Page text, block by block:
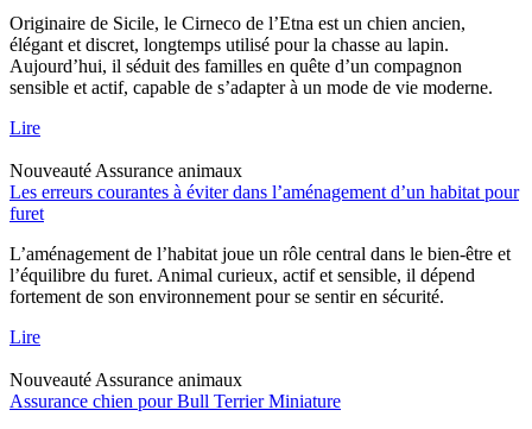
Originaire de Sicile, le Cirneco de l’Etna est un chien ancien,
élégant et discret, longtemps utilisé pour la chasse au lapin.
Aujourd’hui, il séduit des familles en quête d’un compagnon
sensible et actif, capable de s’adapter à un mode de vie moderne.
Lire
Nouveauté Assurance animaux
Les erreurs courantes à éviter dans l’aménagement d’un habitat pour
furet
L’aménagement de l’habitat joue un rôle central dans le bien-être et
l’équilibre du furet. Animal curieux, actif et sensible, il dépend
fortement de son environnement pour se sentir en sécurité.
Lire
Nouveauté Assurance animaux
Assurance chien pour Bull Terrier Miniature